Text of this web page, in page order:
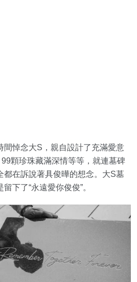
間悼念大S，親自設計了充滿愛意
顆珍珠藏滿深情等等，就連墓碑
都在訴說著具俊曄的想念。大S墓
下了“永遠愛你俊俊”。